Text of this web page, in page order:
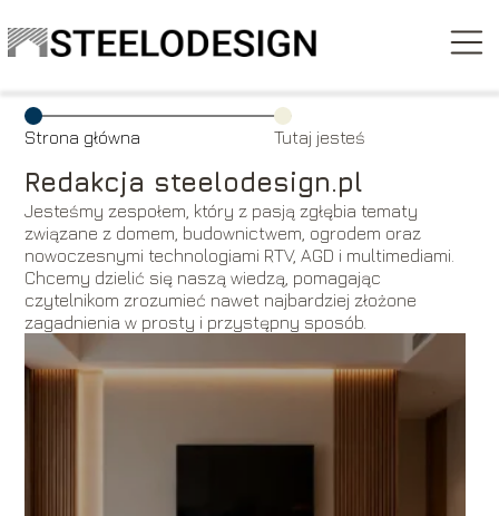
Strona główna Tutaj jesteś
Redakcja steelodesign.pl
Jesteśmy zespołem, który z pasją zgłębia tematy
związane z domem, budownictwem, ogrodem oraz
nowoczesnymi technologiami RTV, AGD i multimediami.
Chcemy dzielić się naszą wiedzą, pomagając
czytelnikom zrozumieć nawet najbardziej złożone
zagadnienia w prosty i przystępny sposób.